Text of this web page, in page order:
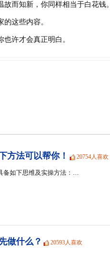
而知新，你同样相当于白花钱。
这些内容。
许才会真正明白。
方法可以帮你！ 20754人喜欢
备如下思维及实操方法：…
做什么？ 20593人喜欢